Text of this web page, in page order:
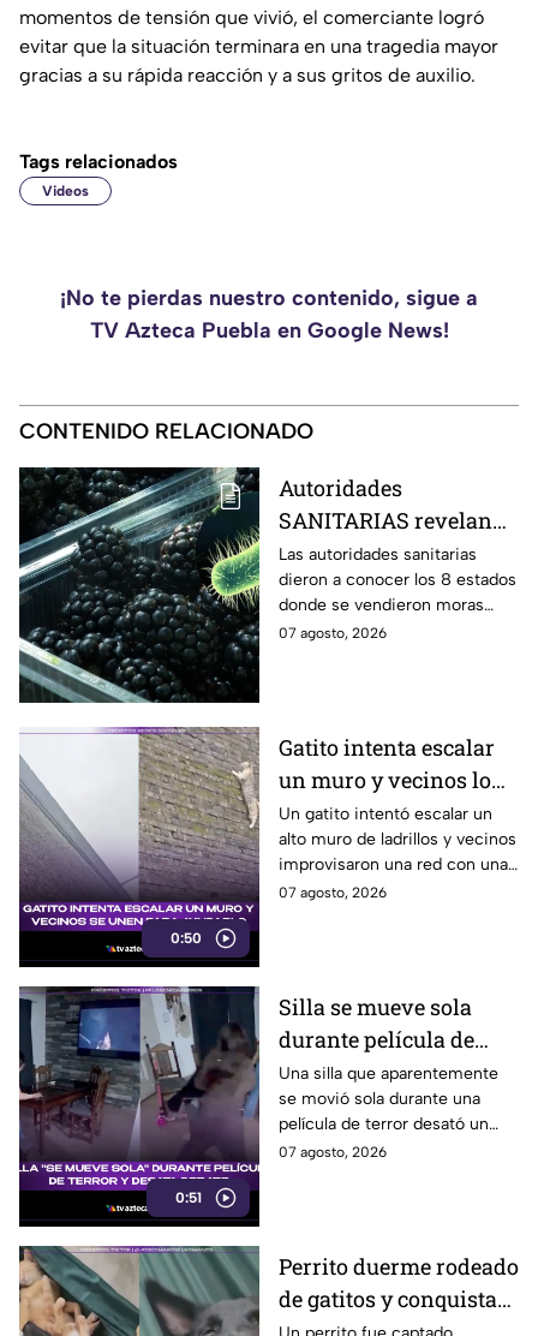
momentos de tensión que vivió, el comerciante logró
evitar que la situación terminara en una tragedia mayor
gracias a su rápida reacción y a sus gritos de auxilio.
Tags relacionados
Videos
¡No te pierdas nuestro contenido, sigue a
TV Azteca Puebla en Google News!
CONTENIDO RELACIONADO
Autoridades
SANITARIAS revelan
los 8 estados donde se
vendieron las MORAS
contaminadas con
E.coli
Las autoridades sanitarias
dieron a conocer los 8 estados
donde se vendieron moras
contaminadas con E.coli, lo
07 agosto, 2026
0:50
Gatito intenta escalar
un muro y vecinos lo
ayudan
Un gatito intentó escalar un
alto muro de ladrillos y vecinos
improvisaron una red con una
manta para protegerlo
07 agosto, 2026
0:51
Silla se mueve sola
durante película de
terror y se vuelve viral
Una silla que aparentemente
se movió sola durante una
película de terror desató un
intenso debate entre usuarios
07 agosto, 2026
Perrito duerme rodeado
de gatitos y conquista